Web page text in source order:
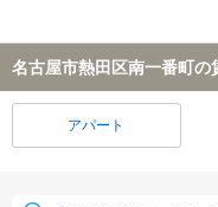
名古屋市熱田区南一番町
アパート